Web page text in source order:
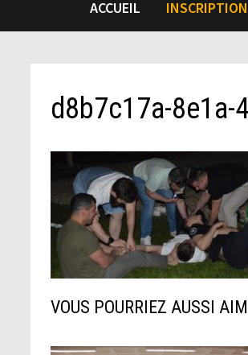
ACCUEIL
d8b7c17a-8e1a-
VOUS POURRIEZ AUSSI